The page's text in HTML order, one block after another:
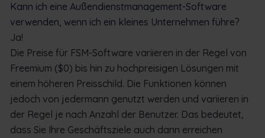
Kann ich eine Außendienstmanagement-Software
verwenden, wenn ich ein kleines Unternehmen führe?
Ja!
Die Preise für FSM-Software variieren in der Regel von
Freemium ($0) bis hin zu hochpreisigen Lösungen mit
einem höheren Preisschild. Die Funktionen können
jedoch von jedermann genutzt werden und variieren in
der Regel je nach Anzahl der Benutzer. Das bedeutet,
dass Sie Ihre Geschäftsziele auch dann erreichen